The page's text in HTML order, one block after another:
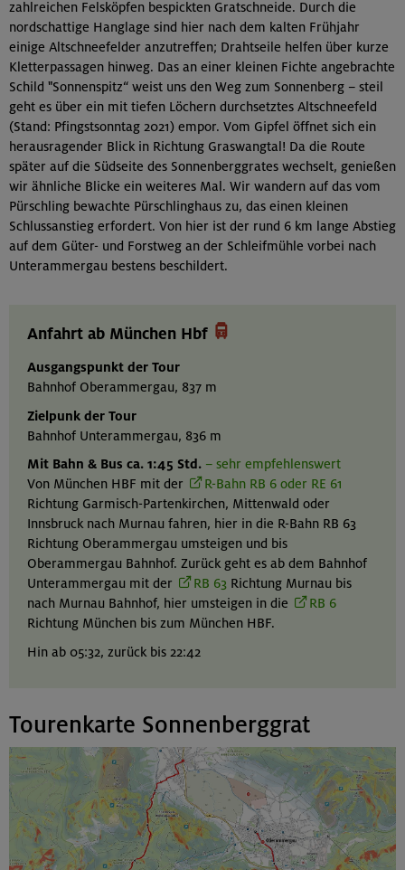
zahlreichen Felsköpfen bespickten Gratschneide. Durch die
nordschattige Hanglage sind hier nach dem kalten Frühjahr
einige Altschneefelder anzutreffen; Drahtseile helfen über kurze
Kletterpassagen hinweg. Das an einer kleinen Fichte angebrachte
Schild "Sonnenspitz“ weist uns den Weg zum Sonnenberg – steil
geht es über ein mit tiefen Löchern durchsetztes Altschneefeld
(Stand: Pfingstsonntag 2021) empor. Vom Gipfel öffnet sich ein
herausragender Blick in Richtung Graswangtal! Da die Route
später auf die Südseite des Sonnenberggrates wechselt, genießen
wir ähnliche Blicke ein weiteres Mal. Wir wandern auf das vom
Pürschling bewachte Pürschlinghaus zu, das einen kleinen
Schlussanstieg erfordert. Von hier ist der rund 6 km lange Abstieg
auf dem Güter- und Forstweg an der Schleifmühle vorbei nach
Unterammergau bestens beschildert.
Anfahrt ab München Hbf 
Ausgangspunkt der Tour
Bahnhof Oberammergau, 837 m
Zielpunk der Tour
Bahnhof Unterammergau, 836 m
Mit Bahn & Bus ca. 1:45 Std. – sehr empfehlenswert
Von München HBF mit der
R-Bahn RB 6 oder RE 61
Richtung Garmisch-Partenkirchen, Mittenwald oder
Innsbruck nach Murnau fahren, hier in die R-Bahn RB 63
Richtung Oberammergau umsteigen und bis
Oberammergau Bahnhof. Zurück geht es ab dem Bahnhof
Unterammergau mit der
RB 63 Richtung Murnau bis
nach Murnau Bahnhof, hier umsteigen in die
RB 6
Richtung München bis zum München HBF.
Hin ab 05:32, zurück bis 22:42
Tourenkarte Sonnenberggrat